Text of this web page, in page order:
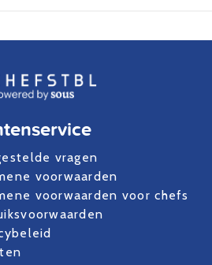
vragen
voorwaarden
voorwaarden voor chefs